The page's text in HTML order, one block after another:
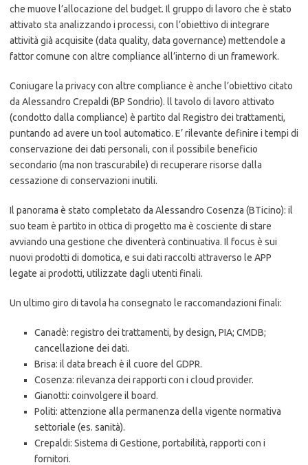
che muove l’allocazione del budget. Il gruppo di lavoro che è stato
attivato sta analizzando i processi, con l’obiettivo di integrare
attività già acquisite (data quality, data governance) mettendole a
fattor comune con altre compliance all’interno di un framework.
Coniugare la privacy con altre compliance è anche l’obiettivo citato
da Alessandro Crepaldi (BP Sondrio). ll tavolo di lavoro attivato
(condotto dalla compliance) è partito dal Registro dei trattamenti,
puntando ad avere un tool automatico. E’ rilevante definire i tempi di
conservazione dei dati personali, con il possibile beneficio
secondario (ma non trascurabile) di recuperare risorse dalla
cessazione di conservazioni inutili.
Il panorama è stato completato da Alessandro Cosenza (BTicino): il
suo team è partito in ottica di progetto ma è cosciente di stare
avviando una gestione che diventerà continuativa. Il focus è sui
nuovi prodotti di domotica, e sui dati raccolti attraverso le APP
legate ai prodotti, utilizzate dagli utenti finali.
Un ultimo giro di tavola ha consegnato le raccomandazioni finali:
Canadè: registro dei trattamenti, by design, PIA; CMDB;
cancellazione dei dati.
Brisa: il data breach è il cuore del GDPR.
Cosenza: rilevanza dei rapporti con i cloud provider.
Gianotti: coinvolgere il board.
Politi: attenzione alla permanenza della vigente normativa
settoriale (es. sanità).
Crepaldi: Sistema di Gestione, portabilità, rapporti con i
fornitori.